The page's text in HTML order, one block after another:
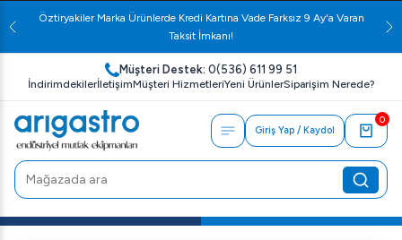
Öztiryakiler Marka Ürünlerde Kredi Kartına Vade Farksız 9 Ay'a Varan
Taksit İmkanı!
Müşteri Destek: 0(536) 611 99 51
İndirimdekilerİletişimMüşteri HizmetleriYeni ÜrünlerSiparişim Nerede?
Giriş Yap / Kaydol
0